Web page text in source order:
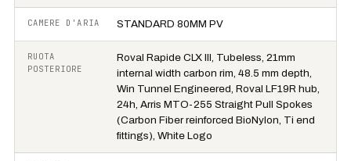
CAMERE D'ARIA STANDARD 80MM PV
RUOTA
POSTERIORE
Roval Rapide CLX III, Tubeless, 21mm
internal width carbon rim, 48.5 mm depth,
Win Tunnel Engineered, Roval LF19R hub,
24h, Arris MTO-255 Straight Pull Spokes
(Carbon Fiber reinforced BioNylon, Ti end
fittings), White Logo